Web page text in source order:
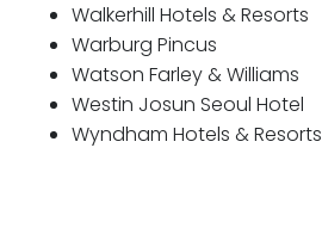
Walkerhill Hotels & Resorts
Warburg Pincus
Watson Farley & Williams
Westin Josun Seoul Hotel
Wyndham Hotels & Resorts